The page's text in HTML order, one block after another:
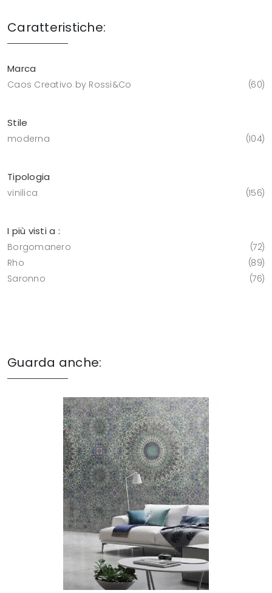
Caratteristiche:
Marca
Caos Creativo by Rossi&Co 60
Stile
moderna 104
Tipologia
vinilica 156
I più visti a :
Borgomanero
72
Rho
89
Saronno
76
Guarda anche: